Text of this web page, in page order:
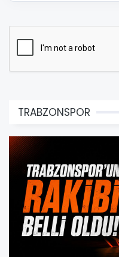
TRABZONSPOR